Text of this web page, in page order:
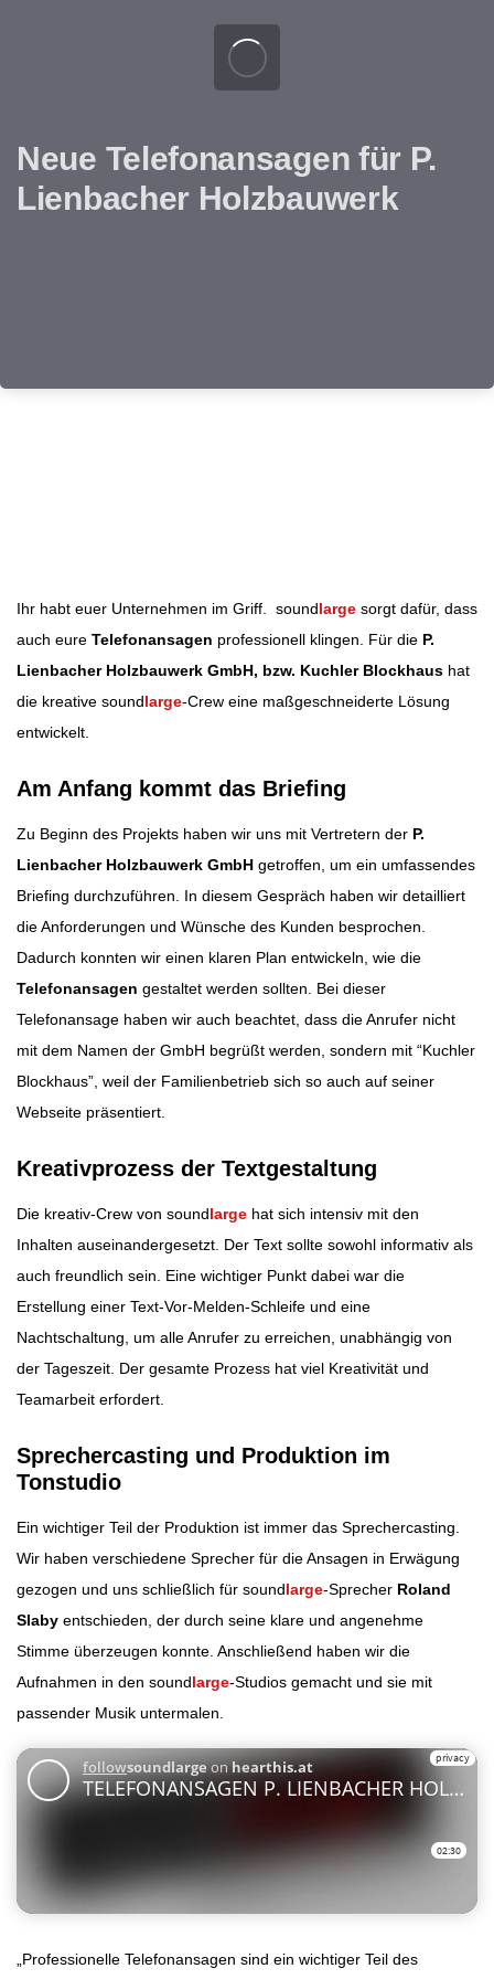
Neue Telefonansagen für P.
Lienbacher Holzbauwerk
Ihr habt euer Unternehmen im Griff. soundlarge sorgt dafür, dass
auch eure Telefonansagen professionell klingen. Für die P.
Lienbacher Holzbauwerk GmbH, bzw. Kuchler Blockhaus hat
die kreative soundlarge-Crew eine maßgeschneiderte Lösung
entwickelt.
Am Anfang kommt das Briefing
Zu Beginn des Projekts haben wir uns mit Vertretern der P.
Lienbacher Holzbauwerk GmbH getroffen, um ein umfassendes
Briefing durchzuführen. In diesem Gespräch haben wir detailliert
die Anforderungen und Wünsche des Kunden besprochen.
Dadurch konnten wir einen klaren Plan entwickeln, wie die
Telefonansagen gestaltet werden sollten. Bei dieser
Telefonansage haben wir auch beachtet, dass die Anrufer nicht
mit dem Namen der GmbH begrüßt werden, sondern mit “Kuchler
Blockhaus”, weil der Familienbetrieb sich so auch auf seiner
Webseite präsentiert.
Kreativprozess der Textgestaltung
Die kreativ-Crew von soundlarge hat sich intensiv mit den
Inhalten auseinandergesetzt. Der Text sollte sowohl informativ als
auch freundlich sein. Eine wichtiger Punkt dabei war die
Erstellung einer Text-Vor-Melden-Schleife und eine
Nachtschaltung, um alle Anrufer zu erreichen, unabhängig von
der Tageszeit. Der gesamte Prozess hat viel Kreativität und
Teamarbeit erfordert.
Sprechercasting und Produktion im
Tonstudio
Ein wichtiger Teil der Produktion ist immer das Sprechercasting.
Wir haben verschiedene Sprecher für die Ansagen in Erwägung
gezogen und uns schließlich für soundlarge-Sprecher Roland
Slaby entschieden, der durch seine klare und angenehme
Stimme überzeugen konnte. Anschließend haben wir die
Aufnahmen in den soundlarge-Studios gemacht und sie mit
passender Musik untermalen.
„Professionelle Telefonansagen sind ein wichtiger Teil des